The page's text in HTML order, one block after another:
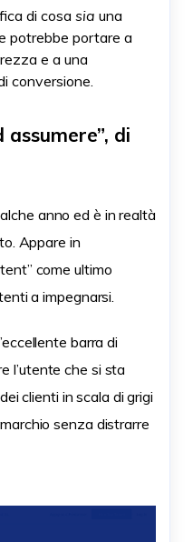
di cosa sia una
potrebbe portare a
e a una
conversione.
assumere”, di
anno ed è in realtà
Appare in
come ultimo
a impegnarsi.
barra di
l’utente che si sta
clienti in scala di grigi
senza distrarre